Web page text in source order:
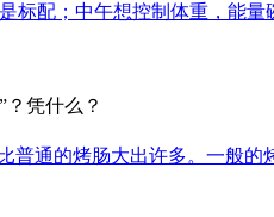
配；中午想控制体重，能
通的烤肠大出许多。一般的